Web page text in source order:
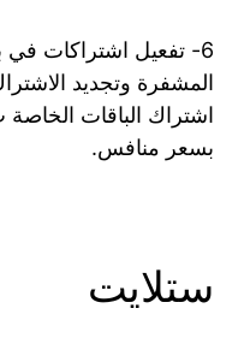
6- تفعيل اشتراكات في
المشفرة وتجديد
اشتراك الباقات
بسعر منافس.
ستلايت